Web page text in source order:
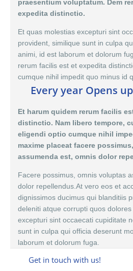
praesentium voluptatum. Dem
expedita distinctio.
Et quas molestias excepturi sint
provident, similique sunt in culpa
animi, id est laborum et dolorum
rerum facilis est et expedita
cumque nihil impedit quo minus id
Every year Opens
Et harum quidem rerum facilis
distinctio. Nam libero tempore,
eligendi optio cumque nihil
maxime placeat facere
assumenda est, omnis dolor
Facere possimus, omnis voluptas
dolor repellendus.At vero eos et
dignissimos ducimus qui blanditiis
deleniti atque corrupti quos
excepturi sint occaecati cupiditate
sunt in culpa qui officia deserunt
laborum et dolorum fuga.
Get in touch with us!